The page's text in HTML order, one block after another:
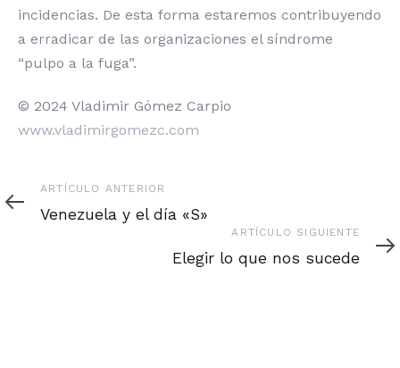
incidencias. De esta forma estaremos contribuyendo
a erradicar de las organizaciones el síndrome
“pulpo a la fuga”.
© 2024 Vladimir Gómez Carpio
www.vladimirgomezc.com
Artículo
anterior
ARTÍCULO ANTERIOR
Venezuela y el día «S»
siguiente
ARTÍCULO SIGUIENTE
Elegir lo que nos sucede